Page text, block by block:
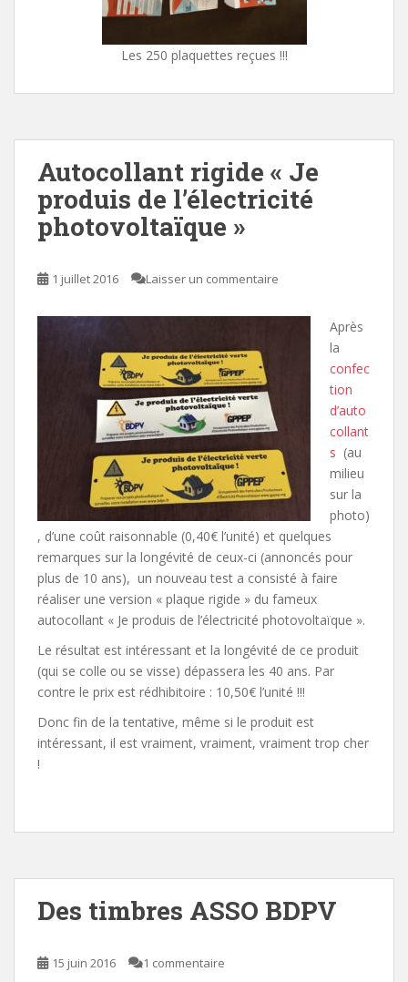
Les 250 plaquettes reçues !!!
Autocollant rigide « Je
produis de l’électricité
photovoltaïque »
1 juillet 2016 Laisser un commentaire
Après
la
confec
tion
d’auto
collant
s (au
milieu
sur la
photo)
, d’une coût raisonnable (0,40€ l’unité) et quelques
remarques sur la longévité de ceux-ci (annoncés pour
plus de 10 ans), un nouveau test a consisté à faire
réaliser une version « plaque rigide » du fameux
autocollant « Je produis de l’électricité photovoltaïque ».
Le résultat est intéressant et la longévité de ce produit
(qui se colle ou se visse) dépassera les 40 ans. Par
contre le prix est rédhibitoire : 10,50€ l’unité !!!
Donc fin de la tentative, même si le produit est
intéressant, il est vraiment, vraiment, vraiment trop cher
!
Des timbres ASSO BDPV
15 juin 2016 1 commentaire